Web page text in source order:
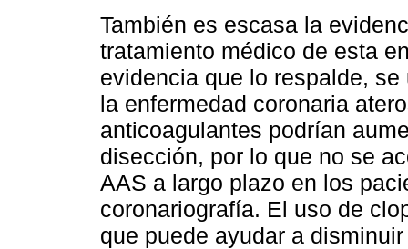
También es escasa la
tratamiento médico de esta
evidencia que lo respalde,
la enfermedad coronaria
anticoagulantes podrían
disección, por lo que no se
AAS a largo plazo en los
coronariografía. El uso de
que puede ayudar a